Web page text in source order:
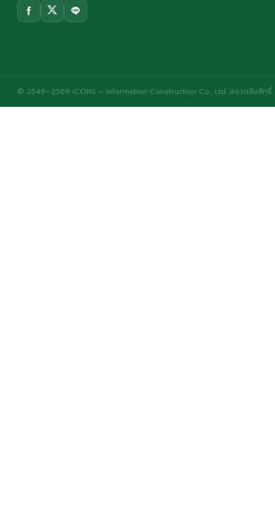
© 2548–2569 iCONS – Information Construction Co., Ltd. สงวนลิขสิทธิ์